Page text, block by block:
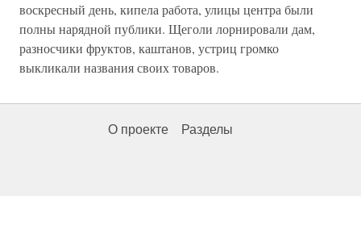
воскресный день, кипела работа, улицы центра были
полны нарядной публики. Щеголи лорнировали дам,
разносчики фруктов, каштанов, устриц громко
выкликали названия своих товаров.
О проекте Разделы